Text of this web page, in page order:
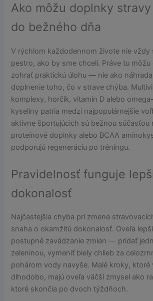
Ako môžu doplnky
do bežného dňa
V rýchlom každodennom živote nie vždy
pestro, ako by sme chceli. Práve tu
zohrať praktickú úlohu — nie ako náhrada
doplnenie toho, čo v strave chýba.
komplexy, horčík, vitamín D alebo
kyseliny patria medzi najpopulárnejšie
aktívne športujúcich sú bežnou súčasťou
proteínové doplnky alebo BCAA
podporujú regeneráciu po tréningu.
Pravidelnosť funguje
dokonalosť
Najčastejšia chyba pri zmene
snaha o okamžitú dokonalosť. Oveľa
postupné zavádzanie zmien — pridať
zeleninou, vymeniť biely chlieb za
pohárom vody navyše. Malé kroky, ktoré
dlhodobo, majú oveľa väčší zmysel ako
ktoré skončia po dvoch týždňoch.